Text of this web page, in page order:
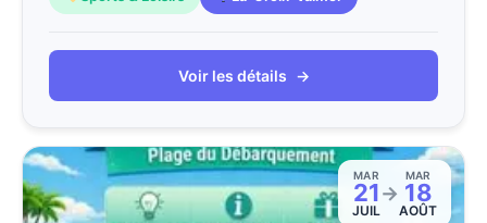
Voir les détails →
MAR
21
JUIL
→
MAR
18
AOÛT